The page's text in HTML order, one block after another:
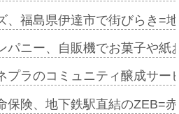
、福島県伊達市で街びらき=
パニー、自販機でお菓子や
プラのコミュニティ醸成サ
保険、地下鉄駅直結のZEB=